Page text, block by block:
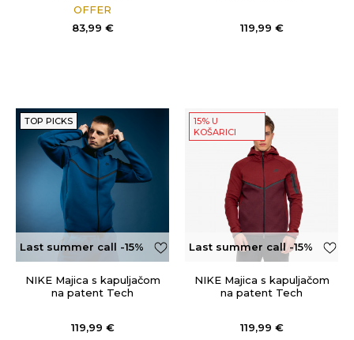
OFFER
83,99 € 119,99 €
TOP PICKS
Last summer call -15%
OFF
NIKE Majica s kapuljačom
na patent Tech
119,99 €
15% U
KOŠARICI
Last summer call -15%
OFF
NIKE Majica s kapuljačom
na patent Tech
119,99 €